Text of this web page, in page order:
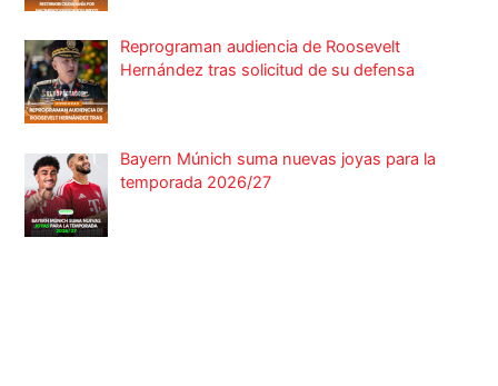
Reprograman audiencia de Roosevelt
Hernández tras solicitud de su defensa
Bayern Múnich suma nuevas joyas para la
temporada 2026/27